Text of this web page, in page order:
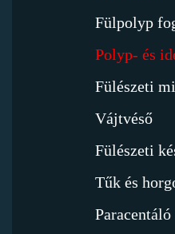
Fülpolyp
Polyp- és
Fülészeti
Vájtvéső
Fülészeti
Tűk és